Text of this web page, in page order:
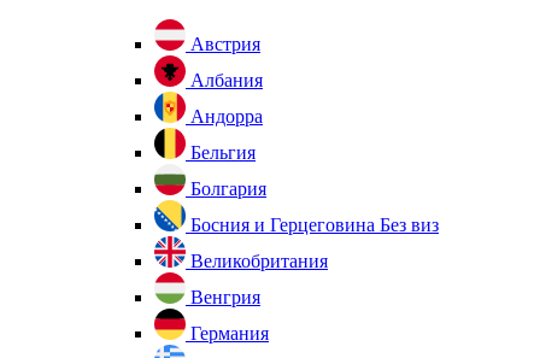
Австрия
Албания
Андорра
Бельгия
Болгария
Босния и Герцеговина Без виз
Великобритания
Венгрия
Германия